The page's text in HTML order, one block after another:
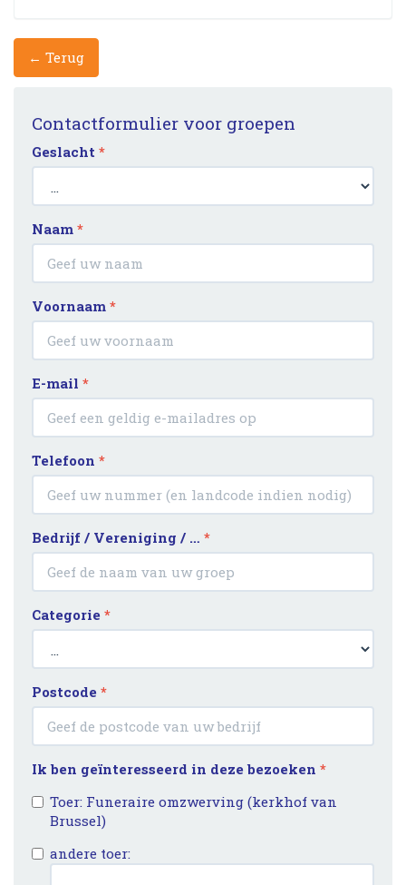
← Terug
Contactformulier voor groepen
Geslacht *
Naam *
Voornaam *
E-mail *
Telefoon *
Bedrijf / Vereniging / … *
Categorie *
Postcode *
Ik ben geïnteresseerd in deze bezoeken *
Toer: Funeraire omzwerving (kerkhof van
Brussel)
andere toer: